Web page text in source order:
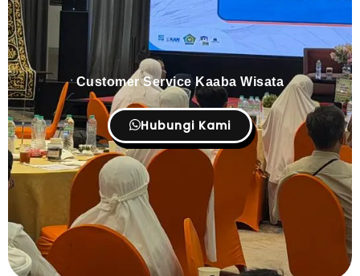
Customer Service Kaaba Wisata
Hubungi Kami